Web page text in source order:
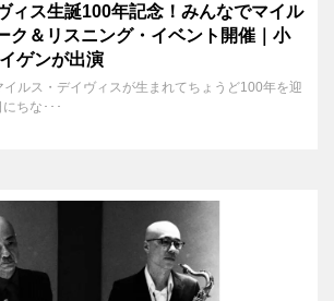
ィス生誕100年記念！みんなでマイル
ク＆リスニング・イベント開催｜小
ゲンが出演
ルス・デイヴィスが生まれてちょうど100年を迎
ちな･･･